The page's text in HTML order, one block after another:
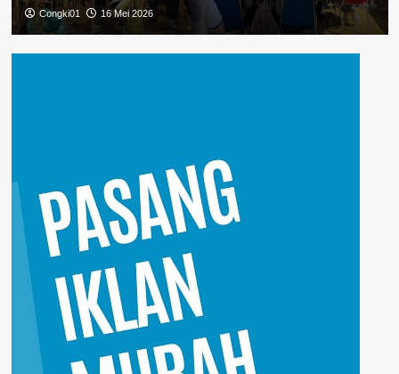
Congki01 16 Mei 2026